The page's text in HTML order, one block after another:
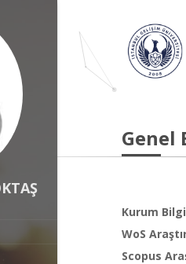
Genel
Kurum
WoS
Scopus